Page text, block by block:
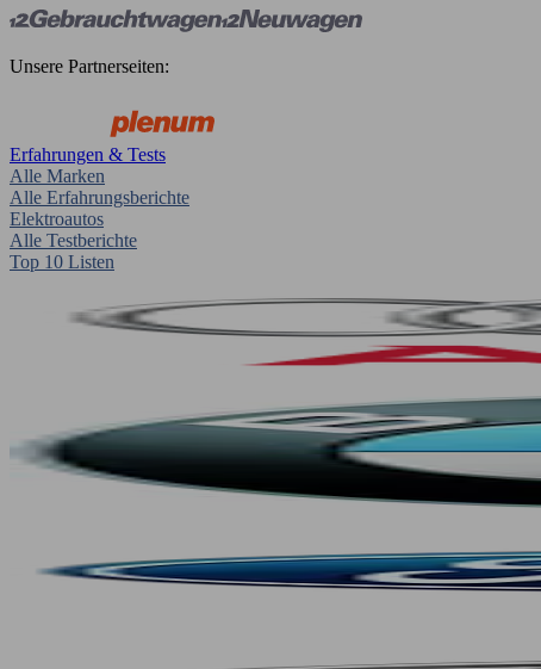
Unsere Partnerseiten:
Erfahrungen & Tests
Alle Marken
Alle Erfahrungsberichte
Elektroautos
Alle Testberichte
Top 10 Listen